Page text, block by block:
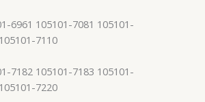
6961 105101-7081 105101-
7110
7182 105101-7183 105101-
7220